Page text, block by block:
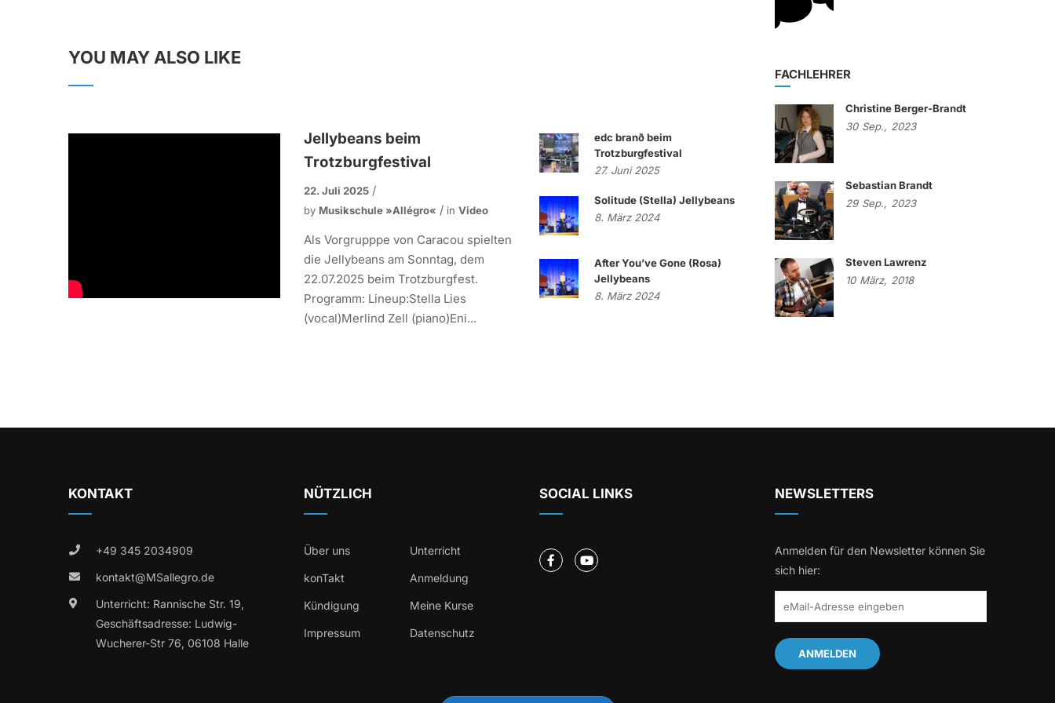
YOU MAY ALSO LIKE
Jellybeans beim
Trotzburgfestival
22. Juli 2025
by Musikschule »allégro« in Video
Als Vorgrupppe von Caracou spielten
die Jellybeans am Sonntag, dem
22.07.2025 beim Trotzburgfest.
Programm: Lineup:Stella Lies
(vocal)Merlind Zell (piano)Eni...
edc branð beim
Trotzburgfestival
27. Juni 2025
Solitude (Stella) Jellybeans
8. März 2024
After You’ve Gone (Rosa)
Jellybeans
8. März 2024
FACHLEHRER
Christine Berger-Brandt
30 Sep., 2023
Sebastian Brandt
29 Sep., 2023
Steven Lawrenz
10 März, 2018
KONTAKT
+49 345 2034909
kontakt@MSallegro.de
Unterricht: Rannische Str. 19,
Geschäftsadresse: Ludwig-
Wucherer-Str 76, 06108 Halle
NÜTZLICH
Über uns Unterricht
konTakt Anmeldung
Kündigung Meine Kurse
Impressum Datenschutz
SOCIAL LINKS NEWSLETTERS
Anmelden für den Newsletter können Sie
sich hier: